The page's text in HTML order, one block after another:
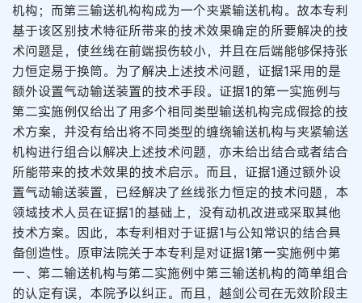
机构；而第三输送机构构成为一个夹紧输送机构。故本专利
基于该区别技术特征所带来的技术效果确定的所要解决的技
术问题是，使丝线在前端损伤较小，并且在后端能够保持张
力恒定易于换筒。为了解决上述技术问题，证据1采用的是
额外设置气动输送装置的技术手段。证据1的第一实施例与
第二实施例仅给出了用多个相同类型输送机构完成假捻的技
术方案，并没有给出将不同类型的缠绕输送机构与夹紧输送
机构进行组合以解决上述技术问题，亦未给出结合或者结合
所能带来的技术效果的技术启示。而且，证据1通过额外设
置气动输送装置，已经解决了丝线张力恒定的技术问题，本
领域技术人员在证据1的基础上，没有动机改进或采取其他
技术方案。因此，本专利相对于证据1与公知常识的结合具
备创造性。原审法院关于本专利是对证据1第一实施例中第
一、第二输送机构与第二实施例中第三输送机构的简单组合
的认定有误，本院予以纠正。而且，越剑公司在无效阶段主